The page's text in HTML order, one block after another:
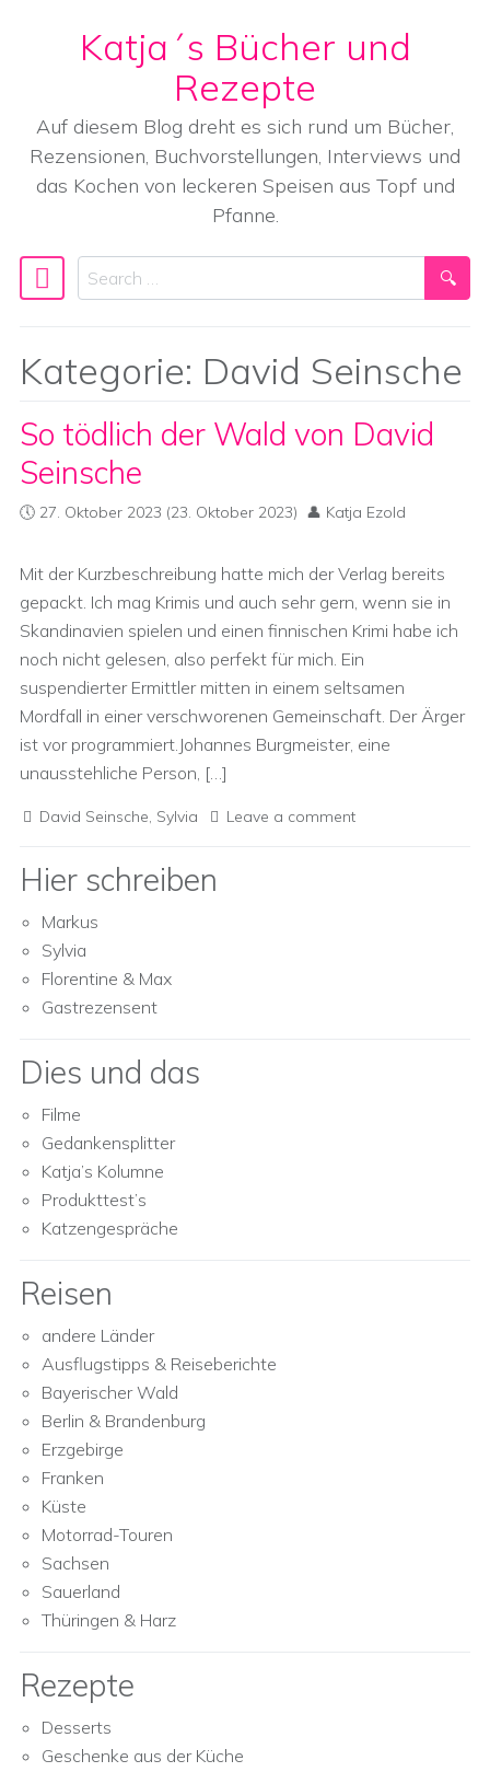
Skip to content
Katja´s Bücher und
Rezepte
Auf diesem Blog dreht es sich rund um Bücher,
Rezensionen, Buchvorstellungen, Interviews und
das Kochen von leckeren Speisen aus Topf und
Pfanne.
Main Navigation
Search
Kategorie: David Seinsche
So tödlich der Wald von David
Seinsche
27. Oktober 2023 (23. Oktober 2023) Katja Ezold
Mit der Kurzbeschreibung hatte mich der Verlag bereits
gepackt. Ich mag Krimis und auch sehr gern, wenn sie in
Skandinavien spielen und einen finnischen Krimi habe ich
noch nicht gelesen, also perfekt für mich. Ein
suspendierter Ermittler mitten in einem seltsamen
Mordfall in einer verschworenen Gemeinschaft. Der Ärger
ist vor programmiert.Johannes Burgmeister, eine
unausstehliche Person, […]
David Seinsche, Sylvia Leave a comment
Hier schreiben
Markus
Sylvia
Florentine & Max
Gastrezensent
Dies und das
Filme
Gedankensplitter
Katja’s Kolumne
Produkttest’s
Katzengespräche
Reisen
andere Länder
Ausflugstipps & Reiseberichte
Bayerischer Wald
Berlin & Brandenburg
Erzgebirge
Franken
Küste
Motorrad-Touren
Sachsen
Sauerland
Thüringen & Harz
Rezepte
Desserts
Geschenke aus der Küche